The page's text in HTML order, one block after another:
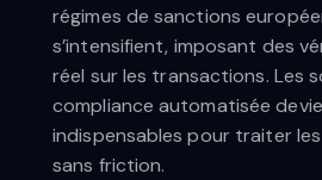
régimes de sanctions
s’intensifient, imposant des
réel sur les transactions. Les
compliance automatisée
indispensables pour traiter les
sans friction.